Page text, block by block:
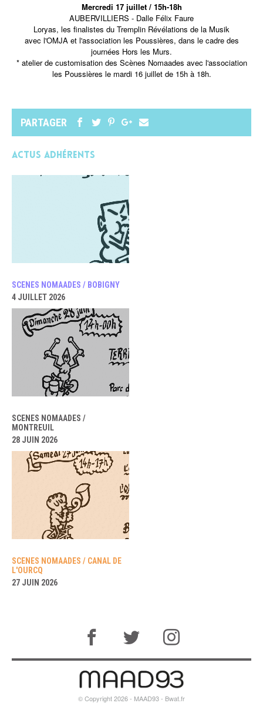
Mercredi 17 juillet / 15h-18h
AUBERVILLIERS - Dalle Félix Faure
Loryas, les finalistes du Tremplin Révélations de la Musik
avec l'OMJA et l'association les Poussières, dans le cadre des
journées Hors les Murs.
* atelier de customisation des Scènes Nomaades avec l'association
les Poussières le mardi 16 juillet de 15h à 18h.
PARTAGER
Actus adhérents
SCENES NOMAADES / BOBIGNY
4 JUILLET 2026
SCENES NOMAADES /
MONTREUIL
28 JUIN 2026
SCENES NOMAADES / CANAL DE
L'OURCQ
27 JUIN 2026
© Copyright 2026 - MAAD93 - Bwat.fr